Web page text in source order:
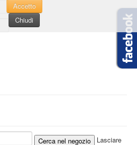
Accetto
Chiudi
Lasciare